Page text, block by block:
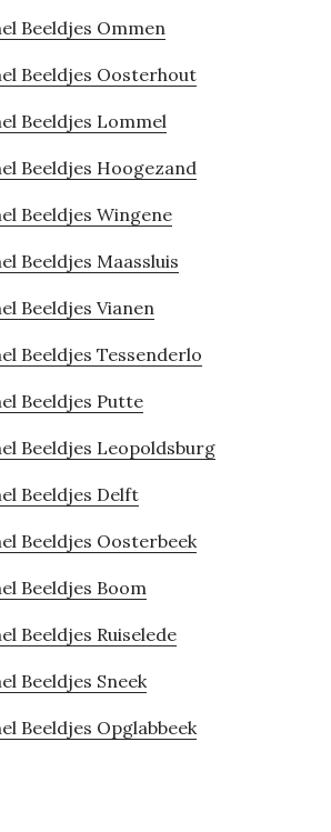
Beeldjes Ommen
Beeldjes Oosterhout
Beeldjes Lommel
Beeldjes Hoogezand
Beeldjes Wingene
Beeldjes Maassluis
Beeldjes Vianen
Beeldjes Tessenderlo
Beeldjes Putte
Beeldjes Leopoldsburg
Beeldjes Delft
Beeldjes Oosterbeek
Beeldjes Boom
Beeldjes Ruiselede
Beeldjes Sneek
Beeldjes Opglabbeek